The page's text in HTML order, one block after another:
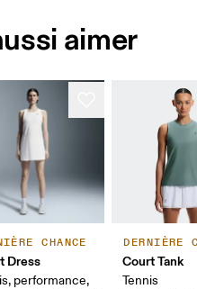
aimer
CHANCE
Dress
performance,
DERNIÈRE
Court Tank
Tennis